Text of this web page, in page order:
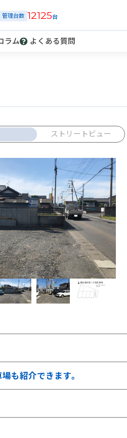
ラム よくある質問
管理台数 12125
ストリートビュー
も紹介できます。
車庫証明発行 トラブル報告
約中の駐車場ページのボタン
の各種ボタンを押します